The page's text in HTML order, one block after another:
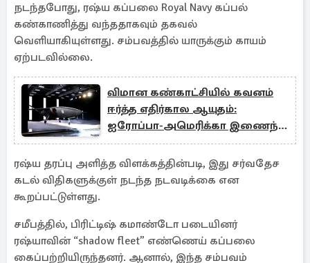
நடந்தபோது, ரஷ்ய கப்பலை Royal Navy கப்பல்
கண்காணித்து வந்ததாகவும் தகவல்
வெளியாகியுள்ளது. சம்பவத்தில் யாருக்கும் காயம்
ஏற்படவில்லை.
விமான கண்காட்சியில் கவனம்
ஈர்த்த எதிர்கால ஆயுதம்:
ஐரோப்பா-அமெரிக்கா இணைந்து
உருவாக்கும் சக்திவாய்ந்த ட்ரோன்
ரஷ்ய தரப்பு அளித்த விளக்கத்தின்படி, இது சர்வதேச
கடல் விதிகளுக்குள் நடந்த நடவடிக்கை என
கூறப்பட்டுள்ளது.
சமீபத்தில், பிரிட்டிஷ் கமாண்டோ படையினர்
ரஷ்யாவின் “shadow fleet” எண்ணெய் கப்பலை
கைப்பற்றியிருந்தனர். ஆனால், இந்த சம்பவம்